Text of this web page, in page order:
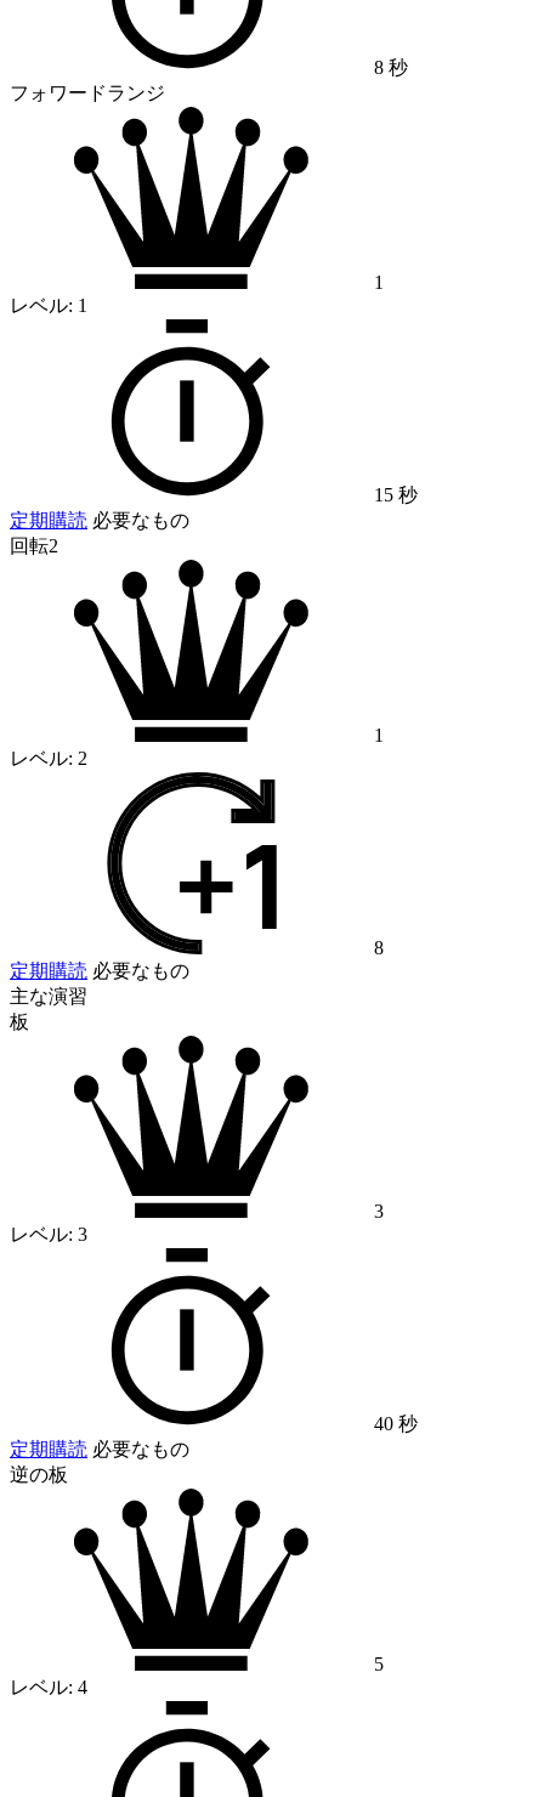
8 秒
フォワードランジ
1
レベル: 1
15 秒
定期購読 必要なもの
回転2
1
レベル: 2
8
定期購読 必要なもの
主な演習
板
3
レベル: 3
40 秒
定期購読 必要なもの
逆の板
5
レベル: 4